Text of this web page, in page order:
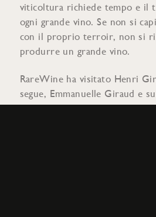
viticoltura richiede tempo e il
ogni grande vino. Se non si
con il proprio terroir, non si
produrre un grande vino.
RareWine ha visitato Henri
segue, Emmanuelle Giraud e
Le Golvet spiegano l'essenza